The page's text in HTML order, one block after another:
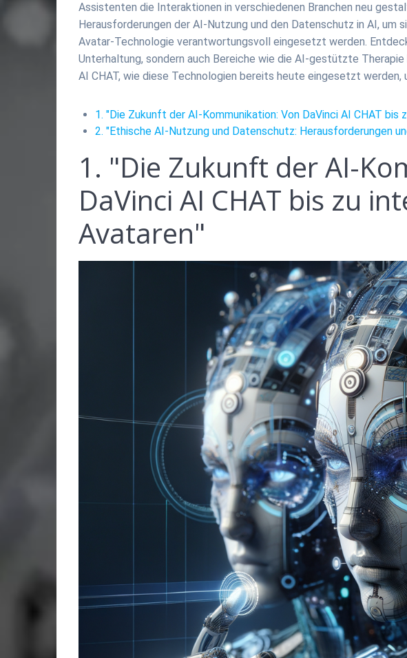
Assistenten die Interaktionen in verschiedenen Branchen neu
Herausforderungen der AI-Nutzung und den Datenschutz in AI, um
Avatar-Technologie verantwortungsvoll eingesetzt werden.
Unterhaltung, sondern auch Bereiche wie die AI-gestützte
AI CHAT, wie diese Technologien bereits heute eingesetzt
1. "Die Zukunft der AI-Kommunikation: Von DaVinci AI CHAT bis
2. "Ethische AI-Nutzung und Datenschutz: Herausforderungen
1. "Die Zukunft der AI-
DaVinci AI CHAT bis zu
Avataren"